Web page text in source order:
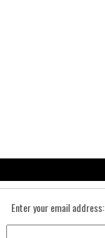
Enter your email address: